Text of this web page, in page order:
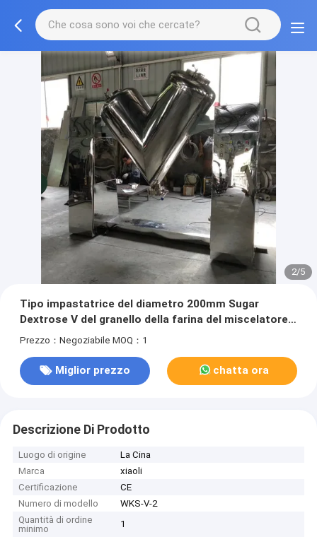
2/5
Tipo impastatrice del diametro 200mm Sugar
Dextrose V del granello della farina del miscelatore
della polvere
Prezzo：Negoziabile MOQ：1
Miglior prezzo chatta ora
Descrizione Di Prodotto
Luogo di origine
La Cina
Marca
xiaoli
Certificazione
CE
Numero di modello
WKS-V-2
Quantità di ordine
minimo
1